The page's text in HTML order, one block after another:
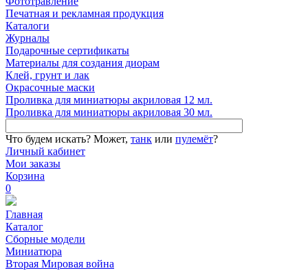
Печатная и рекламная продукция
Каталоги
Журналы
Подарочные сертификаты
Материалы для создания диорам
Клей, грунт и лак
Окрасочные маски
Проливка для миниатюры акриловая 12 мл.
Проливка для миниатюры акриловая 30 мл.
Что будем искать? Может, танк или пулемёт?
Личный кабинет
Мои заказы
Корзина
0
Главная
Каталог
Сборные модели
Миниатюра
Вторая Мировая война